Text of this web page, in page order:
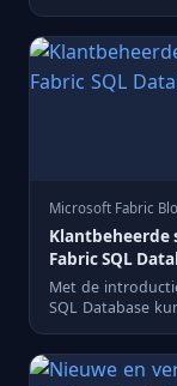
Microsoft Fabric
Klantbeheerde
Fabric SQL
Met de
SQL Database